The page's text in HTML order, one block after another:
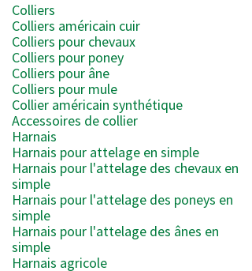
Colliers
Colliers américain cuir
Colliers pour chevaux
Colliers pour poney
Colliers pour âne
Colliers pour mule
Collier américain synthétique
Accessoires de collier
Harnais
Harnais pour attelage en simple
Harnais pour l'attelage des chevaux en
simple
Harnais pour l'attelage des poneys en
simple
Harnais pour l'attelage des ânes en
simple
Harnais agricole